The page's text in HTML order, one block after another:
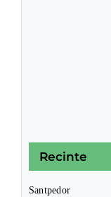
Recinte
Santpedor